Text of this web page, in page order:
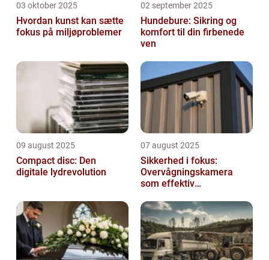
03 oktober 2025
Hvordan kunst kan sætte
fokus på miljøproblemer
02 september 2025
Hundebure: Sikring og
komfort til din firbenede
ven
09 august 2025
Compact disc: Den
digitale lydrevolution
07 august 2025
Sikkerhed i fokus:
Overvågningskamera
som effektiv